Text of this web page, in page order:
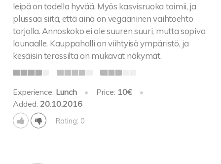
leipä on todella hyvää. Myös kasvisruoka toimii, ja
plussaa siitä, että aina on vegaaninen vaihtoehto
tarjolla. Annoskoko ei ole suuren suuri, mutta sopiva
lounaalle. Kauppahalli on viihtyisä ympäristö, ja
kesäisin terassilta on mukavat näkymät.
Experience: Lunch • Price: 10€
•
Added: 20.10.2016
Rating: 0